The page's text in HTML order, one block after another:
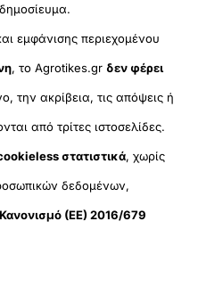
εμφάνισης περιεχομένου
, το Agrotikes.gr δεν φέρει
την ακρίβεια, τις απόψεις ή
από τρίτες ιστοσελίδες.
στατιστικά, χωρίς
δεδομένων,
(ΕΕ) 2016/679